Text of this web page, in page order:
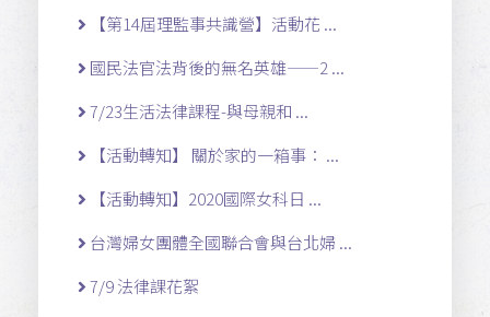
【第14屆理監事共識營】活動花 ...
國民法官法背後的無名英雄——2 ...
7/23生活法律課程-與母親和 ...
【活動轉知】 關於家的一箱事： ...
【活動轉知】2020國際女科日 ...
台灣婦女團體全國聯合會與台北婦 ...
7/9 法律課花絮